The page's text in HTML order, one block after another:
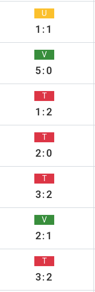
U
1:1
V
5:0
T
1:2
T
2:0
T
3:2
V
2:1
T
3:2